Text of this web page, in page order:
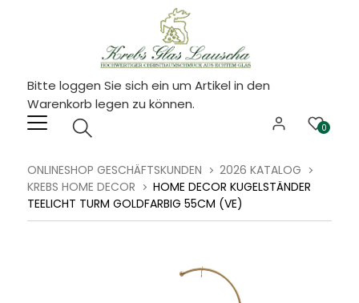
Bitte loggen Sie sich ein um Artikel in den
Warenkorb legen zu können.
0
ONLINESHOP GESCHÄFTSKUNDEN
2026 KATALOG
KREBS HOME DECOR
HOME DECOR KUGELSTÄNDER
TEELICHT TURM GOLDFARBIG 55CM (VE)